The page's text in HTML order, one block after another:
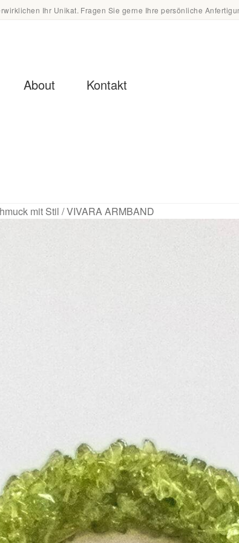
Ihr Unikat. Fragen Sie gerne Ihre persönliche
About Kontakt
& Pflege – Ratgeber ImpressumKasse
mit Stil /VIVARA ARMBAND